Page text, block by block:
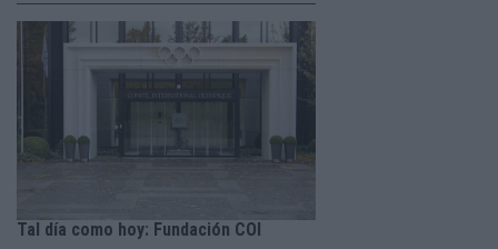
Tal día como hoy: Fundación COI